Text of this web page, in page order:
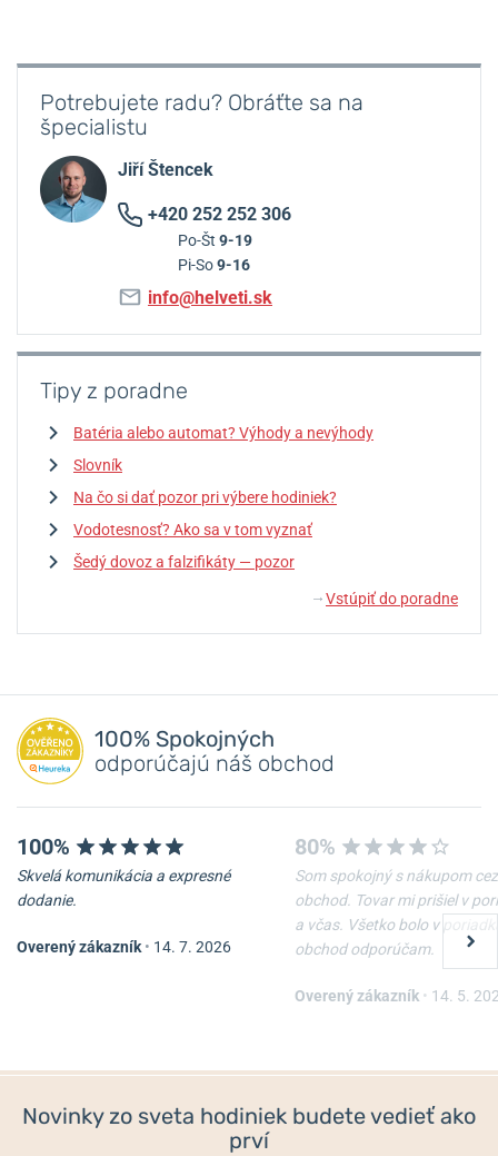
Potrebujete radu? Obráťte sa na
špecialistu
Jiří Štencek
+420 252 252 306
Po-Št 9-19
Pi-So9-16
info@helveti.sk
Tipy z poradne
Batéria alebo automat? Výhody a nevýhody
Slovník
Na čo si dať pozor pri výbere hodiniek?
Vodotesnosť? Ako sa v tom vyznať
Šedý dovoz a falzifikáty — pozor
↓ Vstúpiť do poradne
100% Spokojných
odporúčajú náš obchod
100%
Skvelá komunikácia a expresné
dodanie.
Overený zákazník • 14. 7. 2026
80%
Som spokojný s nákupom cez
obchod. Tovar mi prišiel v
a včas. Všetko bolo v
obchod odporúčam.
Overený zákazník • 14. 5.
Novinky zo sveta hodiniek budete vedieť ako
prví